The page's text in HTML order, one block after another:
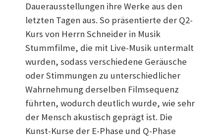
Dauerausstellungen ihre Werke aus den
letzten Tagen aus. So präsentierte der Q2-
Kurs von Herrn Schneider in Musik
Stummfilme, die mit Live-Musik untermalt
wurden, sodass verschiedene Geräusche
oder Stimmungen zu unterschiedlicher
Wahrnehmung derselben Filmsequenz
führten, wodurch deutlich wurde, wie sehr
der Mensch akustisch geprägt ist. Die
Kunst-Kurse der E-Phase und Q-Phase